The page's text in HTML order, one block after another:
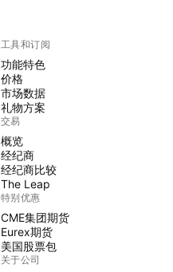
工具和订阅
功能特色
价格
市场数据
礼物方案
交易
概览
经纪商
经纪商比较
The Leap
特别优惠
CME集团期货
Eurex期货
美国股票包
关于公司